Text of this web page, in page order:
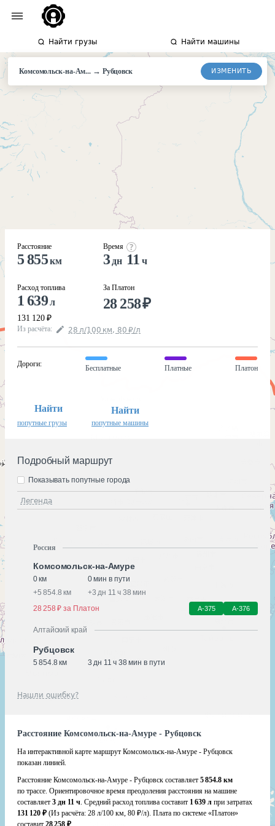
Найти грузы Найти машины
Комсомольск-на-Ам... → Рубцовск ИЗМЕНИТЬ
Расстояние
5 855км
Расход топлива
1 639л
131 120 ₽
Время
3 дн 11 ч
За Платон
28 258₽
Из расчёта: 28 л/100 км, 80 ₽/л
Дороги:
Бесплатные Платные Платон
Найти
попутные грузы
Найти
попутные машины
Подробный маршрут
Легенда
Показывать попутные города
Россия
Комсомольск-на-Амуре
0 км
0 мин в пути
+5 854.8 км +3 дн 11 ч 38 мин
28 258 ₽ за Платон
А-375 А-376
Алтайский край
Рубцовск
5 854.8 км 3 дн 11 ч 38 мин в пути
Нашли ошибку?
Расстояние Комсомольск-на-Амуре - Рубцовск
На интерактивной карте маршрут Комсомольск-на-Амуре - Рубцовск
показан линией.
Расстояние Комсомольск-на-Амуре - Рубцовск составляет 5 854.8 км
по трассе. Ориентировочное время преодоления расстояния на машине
составляет 3 дн 11 ч. Средний расход топлива составит 1 639 л при затратах
131 120 ₽ (Из расчёта: 28 л/100 км, 80 ₽/л). Плата по системе «Платон»
составит 28 258 ₽